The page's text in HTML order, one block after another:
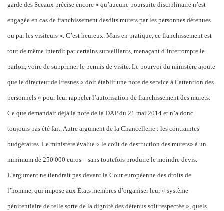
garde des Sceaux précise encore « qu’aucune poursuite disciplinaire n’est
engagée en cas de franchissement desdits murets par les personnes détenues
ou par les visiteurs ». C’est heureux. Mais en pratique, ce franchissement est
tout de même interdit par certains surveillants, menaçant d’interrompre le
parloir, voire de supprimer le permis de visite. Le pourvoi du ministère ajoute
que le directeur de Fresnes « doit établir une note de service à l’attention des
personnels » pour leur rappeler l’autorisation de franchissement des murets.
Ce que demandait déjà la note de la DAP du 21 mai 2014 et n’a donc
toujours pas été fait. Autre argument de la Chancellerie : les contraintes
budgétaires. Le ministère évalue « le coût de destruction des murets» à un
minimum de 250 000 euros – sans toutefois produire le moindre devis.
L’argument ne tiendrait pas devant la Cour européenne des droits de
l’homme, qui impose aux États membres d’organiser leur « système
pénitentiaire de telle sorte de la dignité des détenus soit respectée », quels